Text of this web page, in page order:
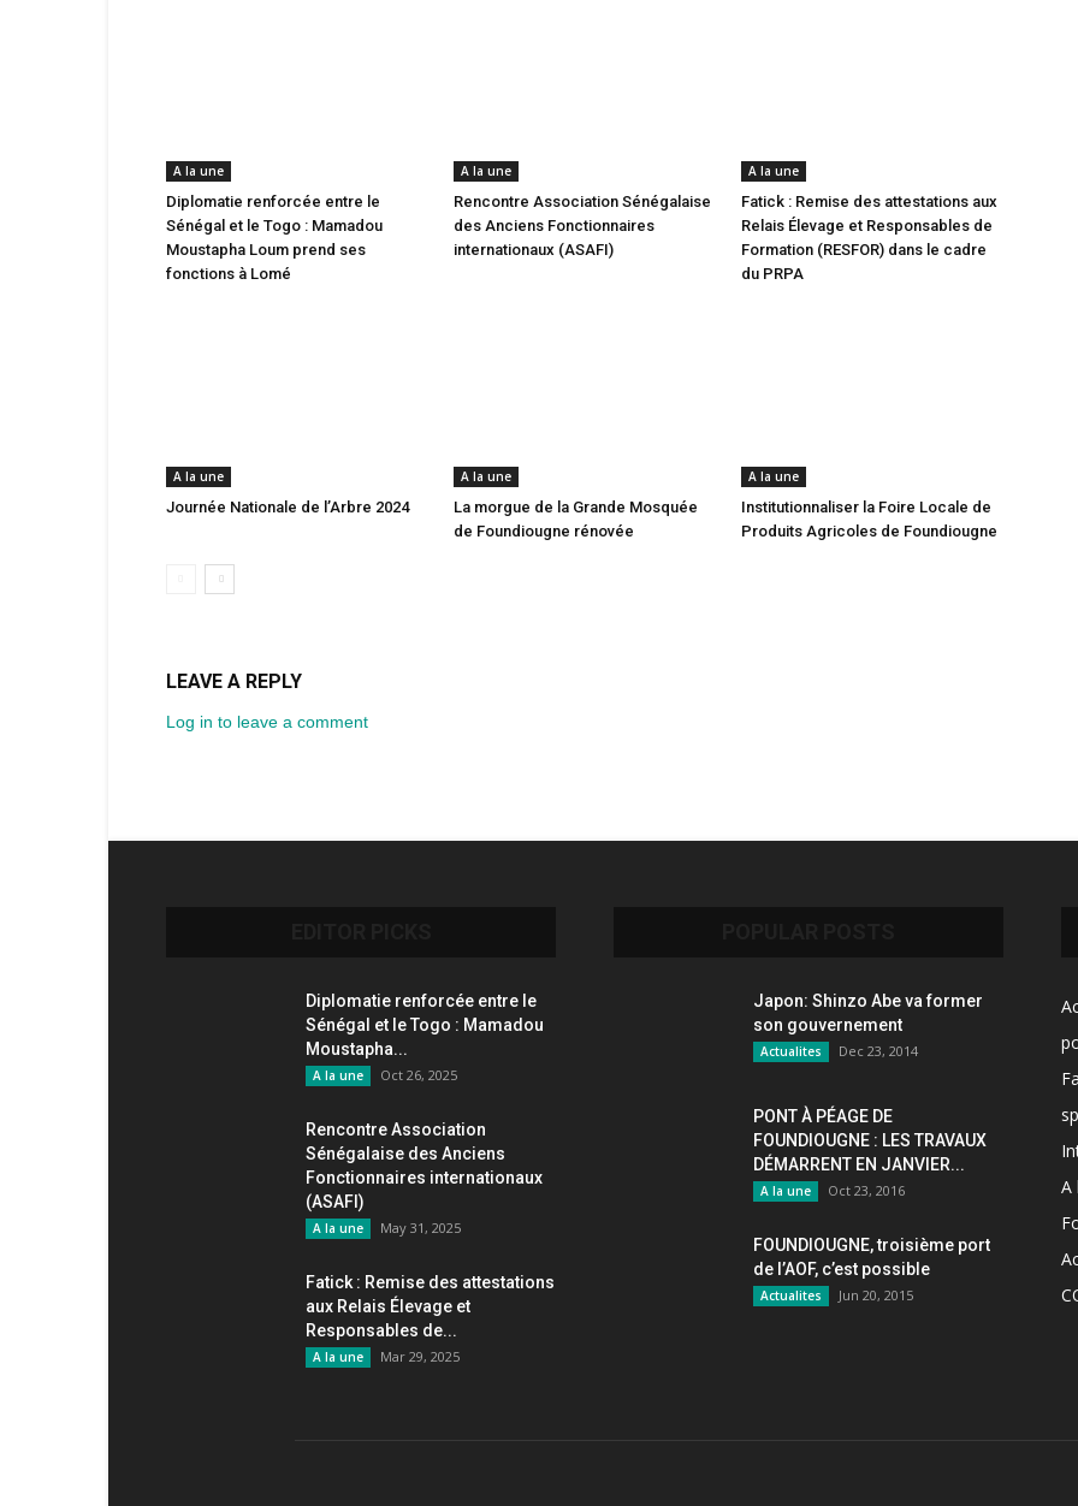
A la une
Diplomatie renforcée entre le
Sénégal et le Togo : Mamadou
Moustapha Loum prend ses
fonctions à Lomé
A la une
Rencontre Association Sénégalaise
des Anciens Fonctionnaires
internationaux (ASAFI)
A la une
Fatick : Remise des attestations aux
Relais Élevage et Responsables de
Formation (RESFOR) dans le cadre
du PRPA
A la une
Journée Nationale de l’Arbre 2024
A la une
La morgue de la Grande Mosquée
de Foundiougne rénovée
A la une
Institutionnaliser la Foire Locale de
Produits Agricoles de Foundiougne
LEAVE A REPLY
Log in to leave a comment
Diplomatie renforcée entre le
Sénégal et le Togo : Mamadou
Moustapha...
A la une Oct 26, 2025
Rencontre Association
Sénégalaise des Anciens
Fonctionnaires internationaux
(ASAFI)
A la une May 31, 2025
Fatick : Remise des attestations
aux Relais Élevage et
Responsables de...
A la une Mar 29, 2025
Japon: Shinzo Abe va former
son gouvernement
Actualites Dec 23, 2014
PONT À PÉAGE DE
FOUNDIOUGNE : LES TRAVAUX
DÉMARRENT EN JANVIER...
A la une Oct 23, 2016
FOUNDIOUGNE, troisième port
de l’AOF, c’est possible
Actualites Jun 20, 2015
A